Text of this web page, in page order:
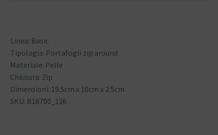
Linea: Basic
Tipologia: Portafogli zip around
Materiale: Pelle
Chiusura: Zip
Dimensioni: 19.5cm x 10cm x 2.5cm
SKU: B18700_126